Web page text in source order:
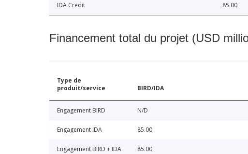
IDA Credit 85.00
Financement total du projet (USD
Type de
produit/service
BIRD/IDA
Engagement BIRD N/D
Engagement IDA 85.00
Engagement BIRD + IDA 85.00